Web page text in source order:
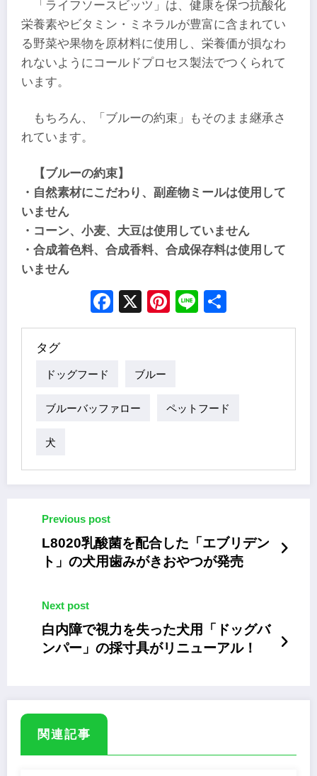
「ライフソースビッツ」は、健康を保つ抗酸化
栄養素やビタミン・ミネラルが豊富に含まれてい
る野菜や果物を原材料に使用し、栄養価が損なわ
れないようにコールドプロセス製法でつくられて
います。
もちろん、「ブルーの約束」もそのまま継承さ
れています。
【ブルーの約束】
・自然素材にこだわり、副産物ミールは使用して
いません
・コーン、小麦、大豆は使用していません
・合成着色料、合成香料、合成保存料は使用して
いません
Facebook
X Pinterest
Line
タグ
ドッグフード ブルー
ブルーバッファロー ペットフード
犬
Previous post
L8020乳酸菌を配合した「エブリデン
ト」の犬用歯みがきおやつが発売
Next post
白内障で視力を失った犬用「ドッグバ
ンパー」の採寸具がリニューアル！
関連記事